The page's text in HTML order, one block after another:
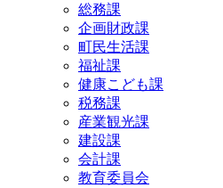
総務課
企画財政課
町民生活課
福祉課
健康こども課
税務課
産業観光課
建設課
会計課
教育委員会